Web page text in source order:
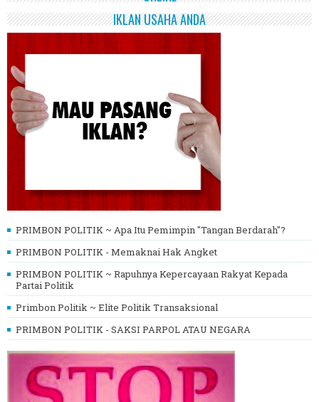
IKLAN USAHA ANDA
PRIMBON POLITIK ~ Apa Itu Pemimpin "Tangan Berdarah"?
PRIMBON POLITIK - Memaknai Hak Angket
PRIMBON POLITIK ~ Rapuhnya Kepercayaan Rakyat Kepada
Partai Politik
Primbon Politik ~ Elite Politik Transaksional
PRIMBON POLITIK - SAKSI PARPOL ATAU NEGARA